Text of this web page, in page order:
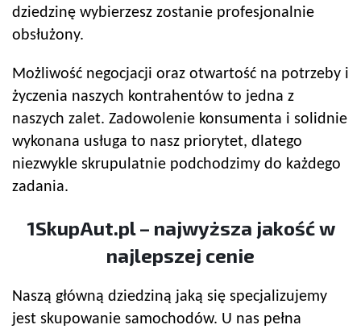
dziedzinę wybierzesz zostanie profesjonalnie
obsłużony.
Możliwość negocjacji oraz otwartość na potrzeby i
życzenia naszych kontrahentów to jedna z
naszych zalet. Zadowolenie konsumenta i solidnie
wykonana usługa to nasz priorytet, dlatego
niezwykle skrupulatnie podchodzimy do każdego
zadania.
1SkupAut.pl – najwyższa jakość w
najlepszej cenie
Naszą główną dziedziną jaką się specjalizujemy
jest skupowanie samochodów. U nas pełna